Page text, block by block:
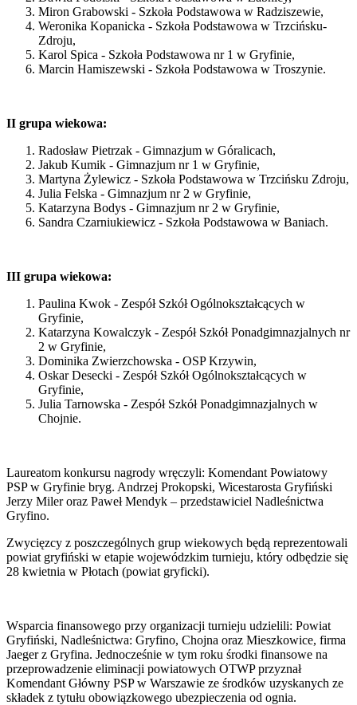
Miron Grabowski - Szkoła Podstawowa w Radziszewie,
Weronika Kopanicka - Szkoła Podstawowa w Trzcińsku-
Zdroju,
Karol Spica - Szkoła Podstawowa nr 1 w Gryfinie,
Marcin Hamiszewski - Szkoła Podstawowa w Troszynie.
II grupa wiekowa:
Radosław Pietrzak - Gimnazjum w Góralicach,
Jakub Kumik - Gimnazjum nr 1 w Gryfinie,
Martyna Żylewicz - Szkoła Podstawowa w Trzcińsku Zdroju,
Julia Felska - Gimnazjum nr 2 w Gryfinie,
Katarzyna Bodys - Gimnazjum nr 2 w Gryfinie,
Sandra Czarniukiewicz - Szkoła Podstawowa w Baniach.
III grupa wiekowa:
Paulina Kwok - Zespół Szkół Ogólnokształcących w
Gryfinie,
Katarzyna Kowalczyk - Zespół Szkół Ponadgimnazjalnych nr
2 w Gryfinie,
Dominika Zwierzchowska - OSP Krzywin,
Oskar Desecki - Zespół Szkół Ogólnokształcących w
Gryfinie,
Julia Tarnowska - Zespół Szkół Ponadgimnazjalnych w
Chojnie.
Laureatom konkursu nagrody wręczyli: Komendant Powiatowy
PSP w Gryfinie bryg. Andrzej Prokopski, Wicestarosta Gryfiński
Jerzy Miler oraz Paweł Mendyk – przedstawiciel Nadleśnictwa
Gryfino.
Zwycięzcy z poszczególnych grup wiekowych będą reprezentowali
powiat gryfiński w etapie wojewódzkim turnieju, który odbędzie się
28 kwietnia w Płotach (powiat gryficki).
Wsparcia finansowego przy organizacji turnieju udzielili: Powiat
Gryfiński, Nadleśnictwa: Gryfino, Chojna oraz Mieszkowice, firma
Jaeger z Gryfina. Jednocześnie w tym roku środki finansowe na
przeprowadzenie eliminacji powiatowych OTWP przyznał
Komendant Główny PSP w Warszawie ze środków uzyskanych ze
składek z tytułu obowiązkowego ubezpieczenia od ognia.